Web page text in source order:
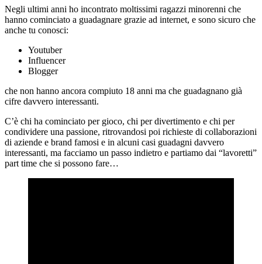
Negli ultimi anni ho incontrato moltissimi ragazzi minorenni che
hanno cominciato a guadagnare grazie ad internet, e sono sicuro che
anche tu conosci:
Youtuber
Influencer
Blogger
che non hanno ancora compiuto 18 anni ma che guadagnano già
cifre davvero interessanti.
C’è chi ha cominciato per gioco, chi per divertimento e chi per
condividere una passione, ritrovandosi poi richieste di collaborazioni
di aziende e brand famosi e in alcuni casi guadagni davvero
interessanti, ma facciamo un passo indietro e partiamo dai “lavoretti”
part time che si possono fare…